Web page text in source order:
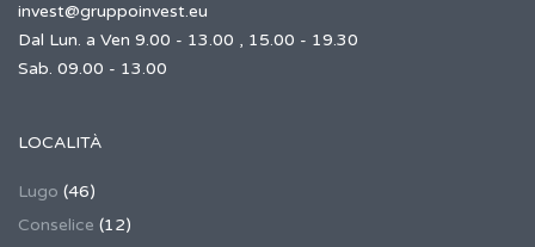
invest@gruppoinvest.eu
Dal Lun. a Ven 9.00 - 13.00 , 15.00 - 19.30
Sab. 09.00 - 13.00
LOCALITÀ
Lugo (46)
Conselice (12)